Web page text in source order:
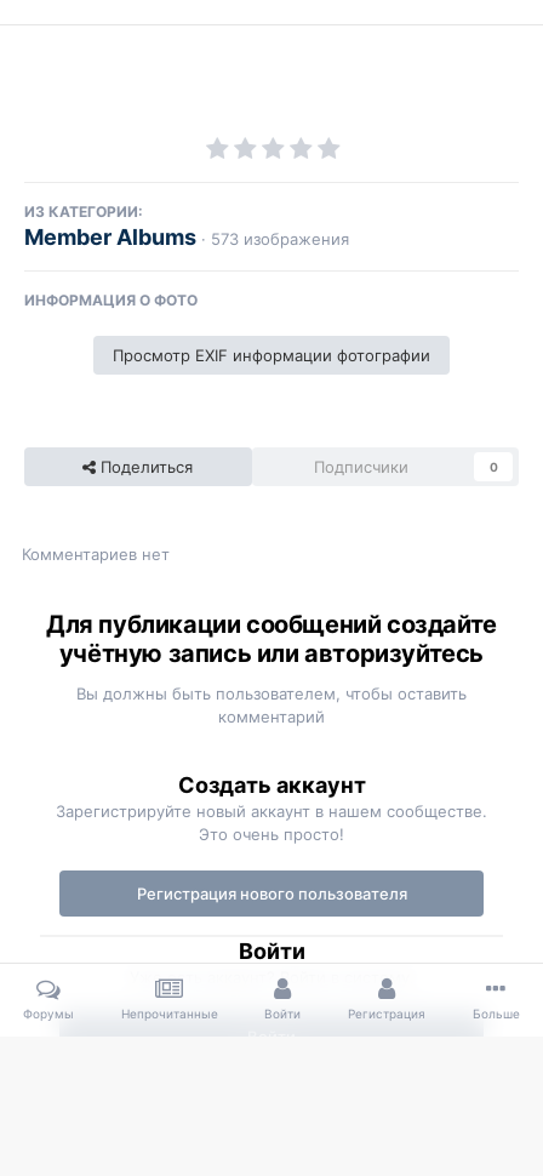
ИЗ КАТЕГОРИИ:
Member Albums · 573 изображения
ИНФОРМАЦИЯ О ФОТО
Просмотр EXIF информации фотографии
Поделиться Подписчики 0
Комментариев нет
Для публикации сообщений создайте
учётную запись или авторизуйтесь
Вы должны быть пользователем, чтобы оставить
комментарий
Создать аккаунт
Зарегистрируйте новый аккаунт в нашем сообществе.
Это очень просто!
Регистрация нового пользователя
Войти
Уже есть аккаунт? Войти в систему.
Форумы Непрочитанные Войти Регистрация Больше